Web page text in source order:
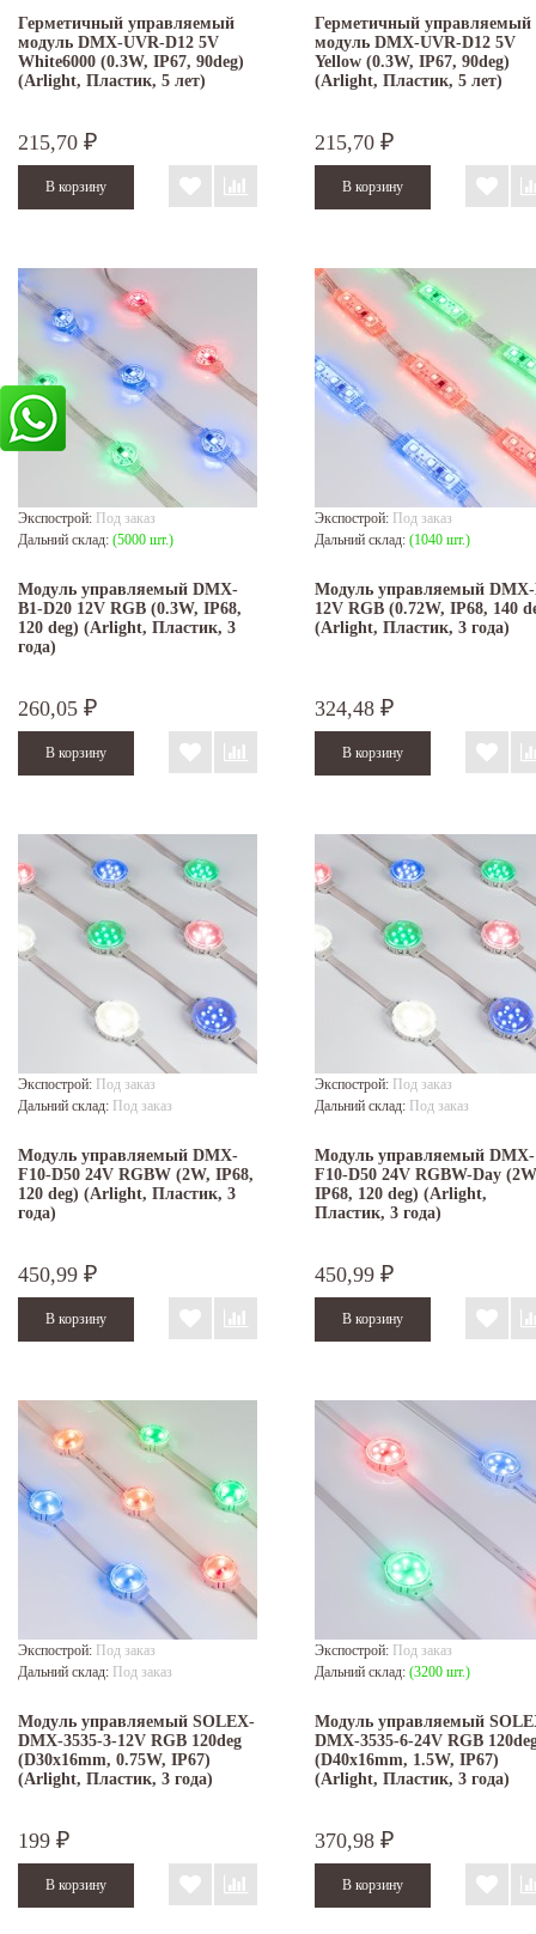
Герметичный управляемый
модуль DMX-UVR-D12 5V
White6000 (0.3W, IP67, 90deg)
(Arlight, Пластик, 5 лет)
215,70 ₽
Герметичный управляемый
модуль DMX-UVR-D12 5V
Yellow (0.3W, IP67, 90deg)
(Arlight, Пластик, 5 лет)
215,70 ₽
Экспострой: Под заказ
Дальний склад: (5000 шт.)
Модуль управляемый DMX-
B1-D20 12V RGB (0.3W, IP68,
120 deg) (Arlight, Пластик, 3
года)
260,05 ₽
Экспострой: Под заказ
Дальний склад: (1040 шт.)
Модуль управляемый DMX-
12V RGB (0.72W, IP68, 140
(Arlight, Пластик, 3 года)
324,48 ₽
Экспострой: Под заказ
Дальний склад: Под заказ
Модуль управляемый DMX-
F10-D50 24V RGBW (2W, IP68,
120 deg) (Arlight, Пластик, 3
года)
450,99 ₽
Экспострой: Под заказ
Дальний склад: Под заказ
Модуль управляемый DMX-
F10-D50 24V RGBW-Day
IP68, 120 deg) (Arlight,
Пластик, 3 года)
450,99 ₽
Экспострой: Под заказ
Дальний склад: Под заказ
Модуль управляемый SOLEX-
DMX-3535-3-12V RGB 120deg
(D30x16mm, 0.75W, IP67)
(Arlight, Пластик, 3 года)
199 ₽
Экспострой: Под заказ
Дальний склад: (3200 шт.)
Модуль управляемый
DMX-3535-6-24V RGB
(D40x16mm, 1.5W, IP67)
(Arlight, Пластик, 3 года)
370,98 ₽